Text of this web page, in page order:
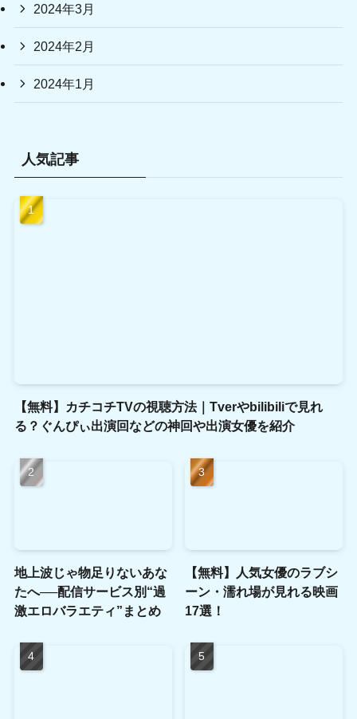
2024年3月
2024年2月
2024年1月
人気記事
【無料】カチコチTVの視聴方法｜Tverやbilibiliで見れ
る？ぐんぴぃ出演回などの神回や出演女優を紹介
地上波じゃ物足りないあな
たへ──配信サービス別“過
激エロバラエティ”まとめ
【無料】人気女優のラブシ
ーン・濡れ場が見れる映画
17選！